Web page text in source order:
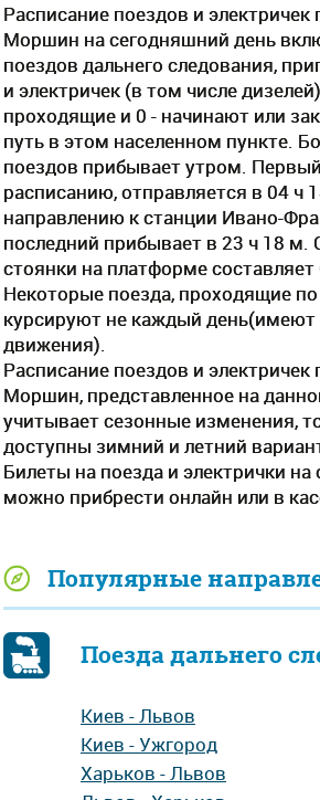
Расписание поездов и электричек
Моршин на сегодняшний день
поездов дальнего следования,
и электричек (в том числе
проходящие и 0 - начинают или
путь в этом населенном пункте.
поездов прибывает утром.
расписанию, отправляется в 04 ч
направлению к станции Ивано-
последний прибывает в 23 ч 18 м.
стоянки на платформе составляет
Некоторые поезда, проходящие
курсируют не каждый день(имеют
движения).
Расписание поездов и электричек
Моршин, представленное на
учитывает сезонные изменения,
доступны зимний и летний
Билеты на поезда и электрички
можно прибрести онлайн или в
Популярные
Поезда дальнего
Киев - Львов
Киев - Ужгород
Харьков - Львов